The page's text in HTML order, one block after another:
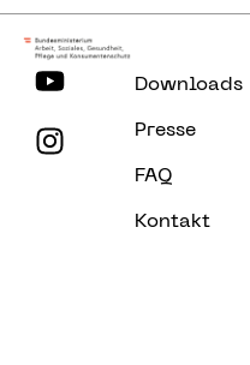
Downloads
Presse
FAQ
Kontakt